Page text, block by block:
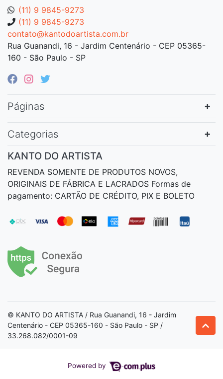
(11) 9 9845-9273
(11) 9 9845-9273
contato@kantodoartista.com.br
Rua Guanandi, 16 - Jardim Centenário - CEP 05365-
160 - São Paulo - SP
Páginas
Categorias
KANTO DO ARTISTA
REVENDA SOMENTE DE PRODUTOS NOVOS,
ORIGINAIS DE FÁBRICA E LACRADOS Formas de
pagamento: CARTÃO DE CRÉDITO, PIX E BOLETO
© KANTO DO ARTISTA / Rua Guanandi, 16 - Jardim
Centenário - CEP 05365-160 - São Paulo - SP /
33.268.082/0001-09
Powered by